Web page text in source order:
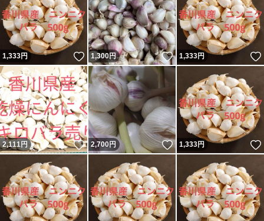
1,333円 いいね！
1,300円 いいね！
1,333円
2,111円 いいね！
2,700円 いいね！
1,333円